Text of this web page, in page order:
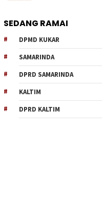
SEDANG RAMAI
DPMD KUKAR
SAMARINDA
DPRD SAMARINDA
KALTIM
DPRD KALTIM